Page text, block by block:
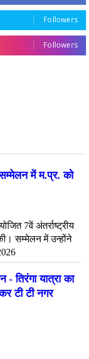
Followers
Followers